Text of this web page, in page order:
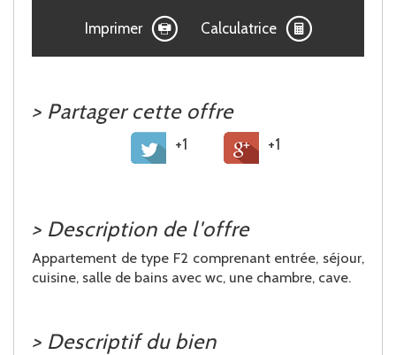
Imprimer Calculatrice
> Partager cette offre
+1 +1
> Description de l'offre
Appartement de type F2 comprenant entrée, séjour,
cuisine, salle de bains avec wc, une chambre, cave.
> Descriptif du bien